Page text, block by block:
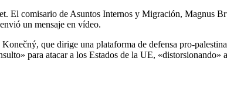
El comisario de Asuntos Internos y Migración, Magnus
un mensaje en vídeo.
que dirige una plataforma de defensa pro-
para atacar a los Estados de la UE, «distorsionando»